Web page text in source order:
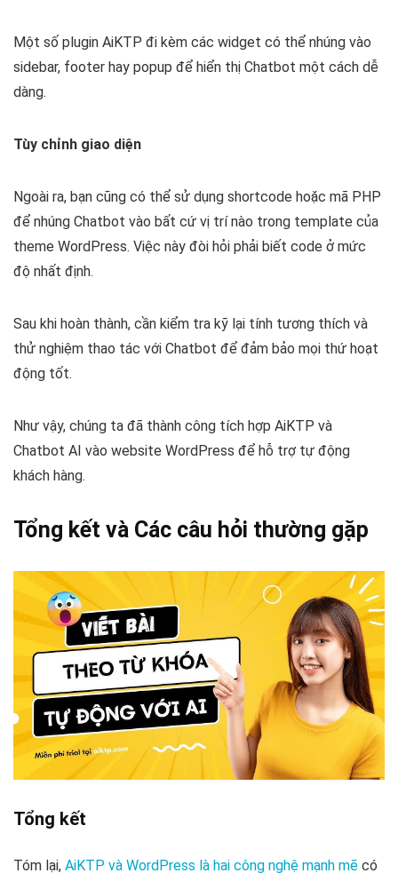
Một số plugin AiKTP đi kèm các widget có thể nhúng vào
sidebar, footer hay popup để hiển thị Chatbot một cách dễ
dàng.
Tùy chỉnh giao diện
Ngoài ra, bạn cũng có thể sử dụng shortcode hoặc mã PHP
để nhúng Chatbot vào bất cứ vị trí nào trong template của
theme WordPress. Việc này đòi hỏi phải biết code ở mức
độ nhất định.
Sau khi hoàn thành, cần kiểm tra kỹ lại tính tương thích và
thử nghiệm thao tác với Chatbot để đảm bảo mọi thứ hoạt
động tốt.
Như vậy, chúng ta đã thành công tích hợp AiKTP và
Chatbot AI vào website WordPress để hỗ trợ tự động
khách hàng.
Tổng kết và Các câu hỏi thường gặp
Tổng kết
Tóm lại, AiKTP và WordPress là hai công nghệ mạnh mẽ có